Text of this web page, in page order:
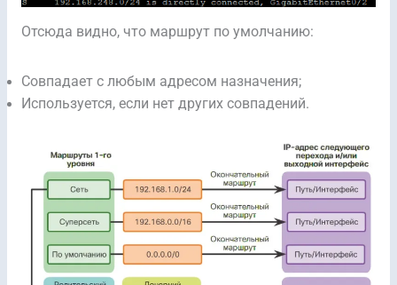
Отсюда видно, что маршрут по умолчанию:
Совпадает с любым адресом назначения;
Используется, если нет других совпадений.